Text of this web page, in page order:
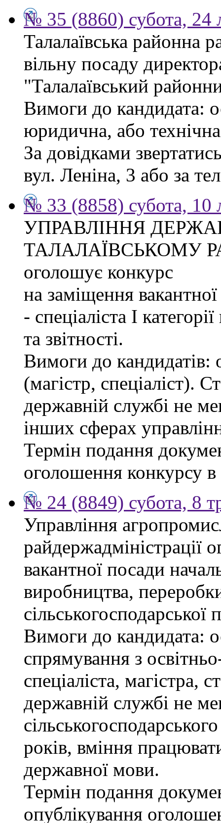
№ 35 (8860) субота, 24
Талалаївська районна
вільну посаду
"Талалаївський
Вимоги до кандидата:
юридична, або
За довідками
вул. Леніна, 3 або за
№ 33 (8858) субота, 10
УПРАВЛІННЯ
ТАЛАЛАЇВСЬКОМУ
оголошує конкурс
на заміщення
- спеціаліста І
та звітності.
Вимоги до кандидатів:
(магістр, спеціаліст).
державній службі не
інших сферах
Термін подання
оголошення конкурсу в
№ 24 (8849) субота, 8
Управління
райдержадміністрації
вакантної посади
виробництва,
сільськогосподарської
Вимоги до кандидата:
спрямування з
спеціаліста, магістра,
державній службі не
років, вміння
державної мови.
Термін подання
опублікування